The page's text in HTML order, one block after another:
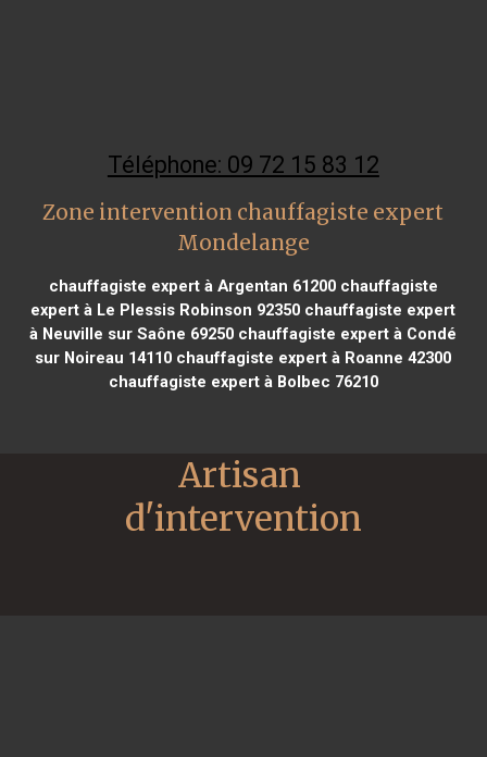
Téléphone: 09 72 15 83 12
Zone intervention chauffagiste expert
Mondelange
chauffagiste expert à Argentan 61200chauffagiste
expert à Le Plessis Robinson 92350 chauffagiste expert
à Neuville sur Saône 69250 chauffagiste expert à Condé
sur Noireau 14110 chauffagiste expert à Roanne 42300
chauffagiste expert à Bolbec 76210
Artisan
d'intervention